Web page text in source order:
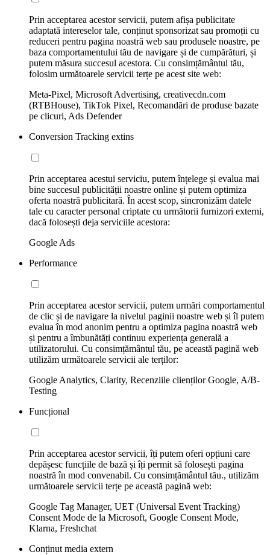
Prin acceptarea acestor servicii, putem afișa publicitate
adaptată intereselor tale, conținut sponsorizat sau promoții cu
reduceri pentru pagina noastră web sau produsele noastre, pe
baza comportamentului tău de navigare și de cumpărături, și
putem măsura succesul acestora. Cu consimțământul tău,
folosim următoarele servicii terțe pe acest site web:
Meta-Pixel, Microsoft Advertising, creativecdn.com
(RTBHouse), TikTok Pixel, Recomandări de produse bazate
pe clicuri, Ads Defender
Conversion Tracking extins
Prin acceptarea acestui serviciu, putem înțelege și evalua mai
bine succesul publicității noastre online și putem optimiza
oferta noastră publicitară. În acest scop, sincronizăm datele
tale cu caracter personal criptate cu următorii furnizori externi,
dacă folosești deja serviciile acestora:
Google Ads
Performance
Prin acceptarea acestor servicii, putem urmări comportamentul
de clic și de navigare la nivelul paginii noastre web și îl putem
evalua în mod anonim pentru a optimiza pagina noastră web
și pentru a îmbunătăți continuu experiența generală a
utilizatorului. Cu consimțământul tău, pe această pagină web
utilizăm următoarele servicii ale terților:
Google Analytics, Clarity, Recenziile clienților Google, A/B-
Testing
Funcțional
Prin acceptarea acestor servicii, îți putem oferi opțiuni care
depășesc funcțiile de bază și îți permit să folosești pagina
noastră în mod convenabil. Cu consimțământul tău., utilizăm
următoarele servicii terțe pe această pagină web:
Google Tag Manager, UET (Universal Event Tracking)
Consent Mode de la Microsoft, Google Consent Mode,
Klarna, Freshchat
Conținut media extern